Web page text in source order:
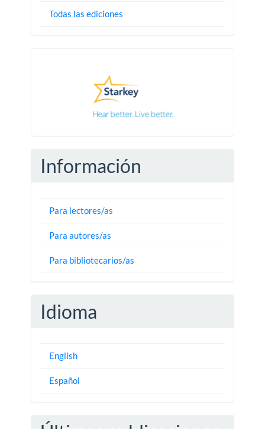
Todas las ediciones
Información
Para lectores/as
Para autores/as
Para bibliotecarios/as
Idioma
English
Español